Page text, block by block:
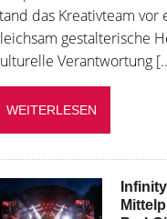
das Kreativteam vor
gestalterische
Verantwortung
WEITERLESEN